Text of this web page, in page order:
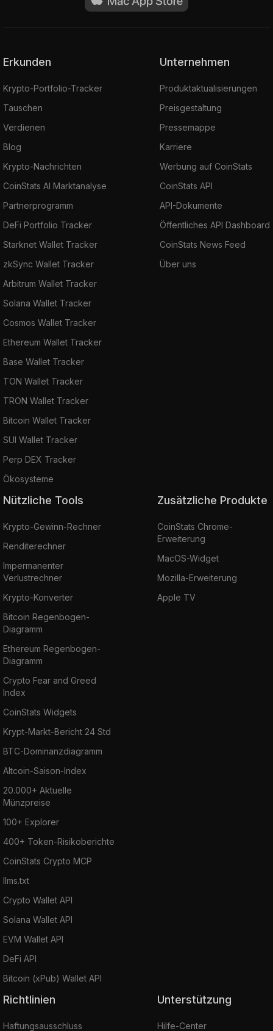
Erkunden
Krypto-Portfolio-Tracker
Tauschen
Verdienen
Blog
Krypto-Nachrichten
CoinStats AI Marktanalyse
Partnerprogramm
DeFi Portfolio Tracker
Starknet Wallet Tracker
zkSync Wallet Tracker
Arbitrum Wallet Tracker
Solana Wallet Tracker
Cosmos Wallet Tracker
Ethereum Wallet Tracker
Base Wallet Tracker
TON Wallet Tracker
TRON Wallet Tracker
Bitcoin Wallet Tracker
SUI Wallet Tracker
Perp DEX Tracker
Ökosysteme
Unternehmen
Produktaktualisierungen
Preisgestaltung
Pressemappe
Karriere
Werbung auf CoinStats
CoinStats API
API-Dokumente
Öffentliches API Dashboard
CoinStats News Feed
Über uns
Nützliche Tools
Krypto-Gewinn-Rechner
Renditerechner
Impermanenter
Verlustrechner
Krypto-Konverter
Bitcoin Regenbogen-
Diagramm
Ethereum Regenbogen-
Diagramm
Crypto Fear and Greed
Index
CoinStats Widgets
Krypt-Markt-Bericht 24 Std
BTC-Dominanzdiagramm
Altcoin-Saison-Index
20.000+ Aktuelle
Münzpreise
100+ Explorer
400+ Token-Risikoberichte
CoinStats Crypto MCP
llms.txt
Crypto Wallet API
Solana Wallet API
EVM Wallet API
DeFi API
Bitcoin (xPub) Wallet API
Zusätzliche Produkte
CoinStats Chrome-
Erweiterung
MacOS-Widget
Mozilla-Erweiterung
Apple TV
Richtlinien
Haftungsausschluss
Unterstützung
Hilfe-Center